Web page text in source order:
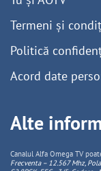
Termeni și
Politică
Acord date
Alte
Canalul Alfa Omega TV
Frecventa – 12.567 Mhz,